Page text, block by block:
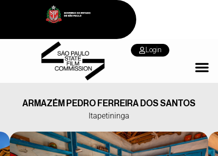
Login
ARMAZÉM PEDRO FERREIRA DOS SANTOS
Itapetininga